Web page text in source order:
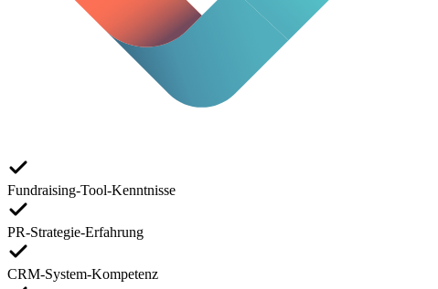
Fundraising-Tool-Kenntnisse
PR-Strategie-Erfahrung
CRM-System-Kompetenz